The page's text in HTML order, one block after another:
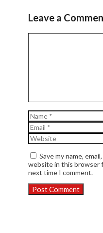
Leave a
Name
Email
Website
Save my name,
website in this browser
next time I comment.